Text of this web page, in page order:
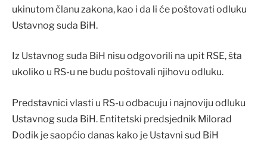
ukinutom članu zakona, kao i da li će poštovati odluku
Ustavnog suda BiH.
Iz Ustavnog suda BiH nisu odgovorili na upit RSE, šta
ukoliko u RS-u ne budu poštovali njihovu odluku.
Predstavnici vlasti u RS-u odbacuju i najnoviju odluku
Ustavnog suda BiH. Entitetski predsjednik Milorad
Dodik je saopćio danas kako je Ustavni sud BiH